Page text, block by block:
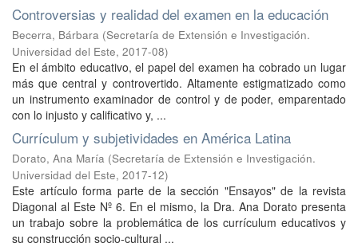
Controversias y realidad del examen en la educación
Becerra, Bárbara (Secretaría de Extensión e Investigación.
Universidad del Este, 2017-08)
En el ámbito educativo, el papel del examen ha cobrado un lugar
más que central y controvertido. Altamente estigmatizado como
un instrumento examinador de control y de poder, emparentado
con lo injusto y calificativo y, ...
Currículum y subjetividades en América Latina
Dorato, Ana María (Secretaría de Extensión e Investigación.
Universidad del Este, 2017-12)
Este artículo forma parte de la sección "Ensayos" de la revista
Diagonal al Este Nº 6. En el mismo, la Dra. Ana Dorato presenta
un trabajo sobre la problemática de los currículum educativos y
su construcción socio-cultural ...